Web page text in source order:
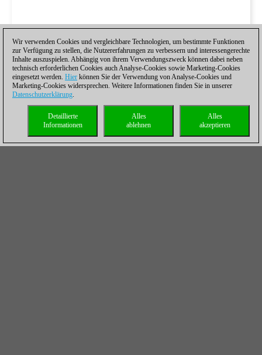
Wir verwenden Cookies und vergleichbare Technologien, um bestimmte Funktionen
zur Verfügung zu stellen, die Nutzererfahrungen zu verbessern und interessengerechte
Inhalte auszuspielen. Abhängig von ihrem Verwendungszweck können dabei neben
technisch erforderlichen Cookies auch Analyse-Cookies sowie Marketing-Cookies
eingesetzt werden. Hier können Sie der Verwendung von Analyse-Cookies und
Marketing-Cookies widersprechen. Weitere Informationen finden Sie in unserer
Datenschutzerklärung.
Alles
akzeptieren
Alles
ablehnen
Detaillierte
Informationen